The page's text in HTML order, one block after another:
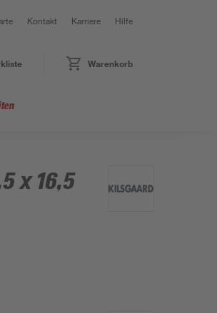
Kontakt Karriere Hilfe
Warenkorb
x 16,5